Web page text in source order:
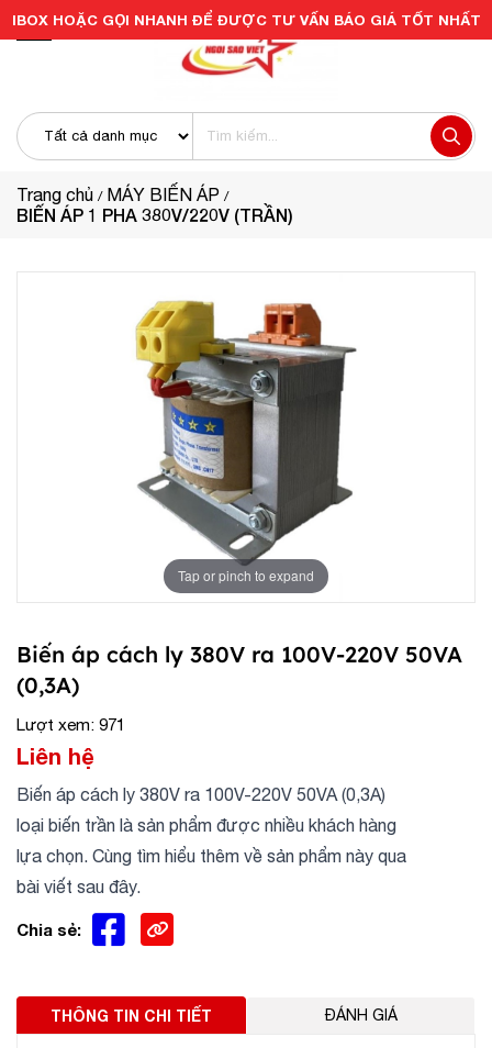
Trang chủ MÁY BIẾN ÁP
BIẾN ÁP 1 PHA 380V/220V (TRẦN)
Tap or pinch to expand
Biến áp cách ly 380V ra 100V-220V 50VA
(0,3A)
Lượt xem: 971
Liên hệ
Biến áp cách ly 380V ra 100V-220V 50VA (0,3A)
loại biến trần là sản phẩm được nhiều khách hàng
lựa chọn. Cùng tìm hiểu thêm về sản phẩm này qua
bài viết sau đây.
Chia sẻ:
THÔNG TIN CHI TIẾT ĐÁNH GIÁ
IBOX HOẶC GỌI NHANH ĐỂ ĐƯỢC TƯ VẤN BÁO GIÁ TỐT NHẤT